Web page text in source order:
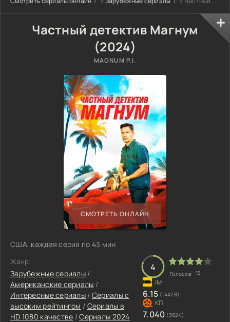
Частный детектив Магнум
(2024)
MAGNUM P.I.
СМОТРЕТЬ ОНЛАЙН
США, каждая серия по 43 мин
Жанр:
Зарубежные сериалы /
Американские сериалы /
Интересные сериалы / Сериалы с
высоким рейтингом / Сериалы в
HD 1080 качестве /Сериалы 2024
4
Голосов: 13
6.15 (14428)
7.040 (3624)